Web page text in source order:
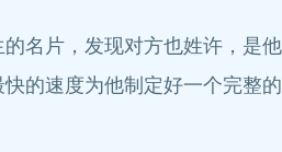
片，发现对方也姓许，是他
速度为他制定好一个完整